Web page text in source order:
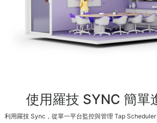
使用羅技 SYNC 簡單
利用羅技 Sync，從單一平台監控與管理 Tap Scheduler